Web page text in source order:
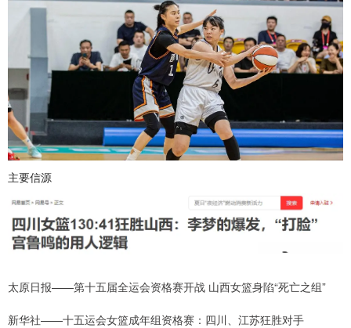
主要信源
太原日报——第十五届全运会资格赛开战 山西女篮身陷“死亡之组”
新华社——十五运会女篮成年组资格赛：四川、江苏狂胜对手